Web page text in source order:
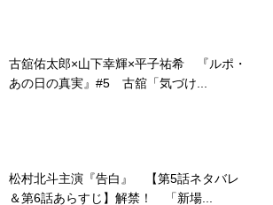
古舘佑太郎×山下幸輝×平子祐希 『ルポ・
あの日の真実』#5 古舘「気づけ...
松村北斗主演『告白』 【第5話ネタバレ
＆第6話あらすじ】解禁！ 「新場...